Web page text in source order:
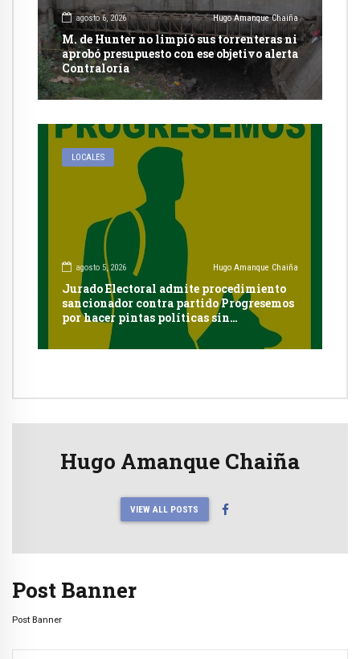
agosto 6, 2026 Hugo Amanque Chaiña
M. de Hunter no limpió sus torrenteras ni
aprobó presupuesto con ese objetivo alerta
Contraloría
LOCALES
agosto 5, 2026 Hugo Amanque Chaiña
Jurado Electoral admite procedimiento
sancionador contra partido Progresemos
por hacer pintas políticas sin
autorización en Cayma
Hugo Amanque Chaiña
VIEW ALL POSTS
Post Banner
Post Banner